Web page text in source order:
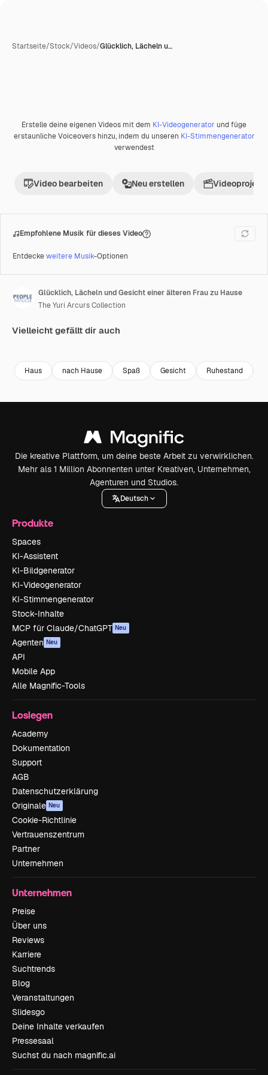
Startseite/Stock/Videos/Glücklich, Lächeln u…
Premium
Erstelle deine eigenen Videos mit dem KI-Videogenerator und füge
erstaunliche Voiceovers hinzu, indem du unseren KI-Stimmengenerator
verwendest
Video bearbeiten Neu erstellen Videoprojekt
Empfohlene Musik für dieses Video
Entdeckeweitere Musik-Optionen
Glücklich, Lächeln und Gesicht einer älteren Frau zu Hause
The Yuri Arcurs Collection
Vielleicht gefällt dir auch
Haus nach Hause Spaß Gesicht Ruhestand
Die kreative Plattform, um deine beste Arbeit zu verwirklichen.
Mehr als 1 Million Abonnenten unter Kreativen, Unternehmen,
Agenturen und Studios.
Deutsch
Produkte
Spaces
KI-Assistent
KI-Bildgenerator
KI-Videogenerator
KI-Stimmengenerator
Stock-Inhalte
MCP für Claude/ChatGPT Neu
Agenten Neu
API
Mobile App
Alle Magnific-Tools
Loslegen
Academy
Dokumentation
Support
AGB
Datenschutzerklärung
Originale Neu
Cookie-Richtlinie
Vertrauenszentrum
Partner
Unternehmen
Unternehmen
Preise
Über uns
Reviews
Karriere
Suchtrends
Blog
Veranstaltungen
Slidesgo
Deine Inhalte verkaufen
Pressesaal
Suchst du nach magnific.ai